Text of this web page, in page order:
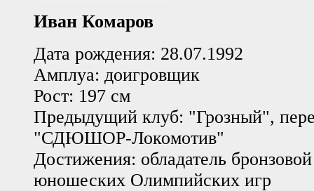
Иван Комаров
Дата рождения: 28.07.1992
Амплуа: доигровщик
Рост: 197 см
Предыдущий клуб: "Грозный",
"СДЮШОР-Локомотив"
Достижения: обладатель
юношеских Олимпийских игр